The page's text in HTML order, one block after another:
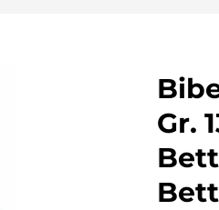
Gr.